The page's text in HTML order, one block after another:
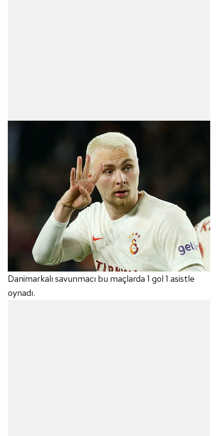
Danimarkalı savunmacı bu maçlarda 1 gol 1 asistle
oynadı.